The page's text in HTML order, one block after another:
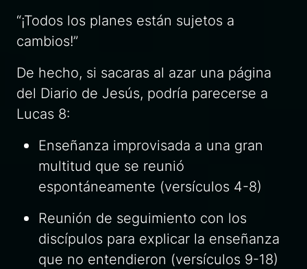
“¡Todos los planes están sujetos a
cambios!”
De hecho, si sacaras al azar una página
del Diario de Jesús, podría parecerse a
Lucas 8:
Enseñanza improvisada a una gran
multitud que se reunió
espontáneamente (versículos 4-8)
Reunión de seguimiento con los
discípulos para explicar la enseñanza
que no entendieron (versículos 9-18)